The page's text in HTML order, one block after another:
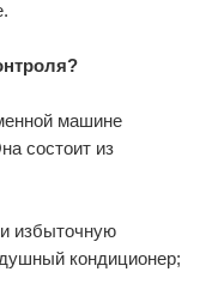
машине
состоит из
избыточную
кондиционер;